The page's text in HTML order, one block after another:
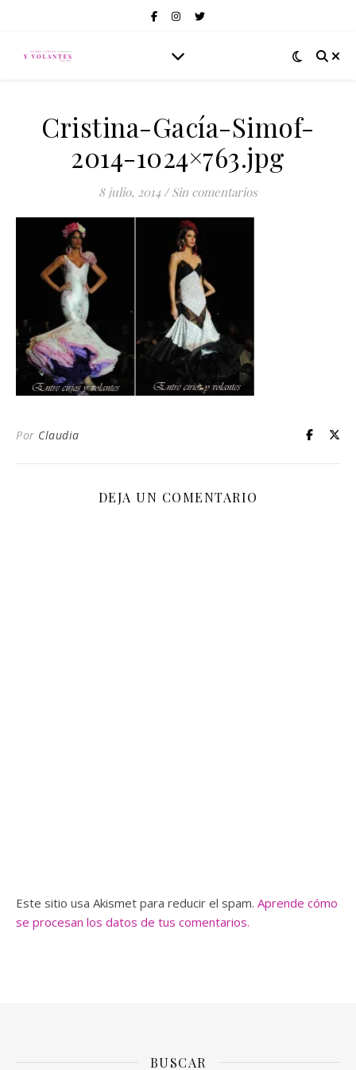
Cristina-Gacía-Simof-
2014-1024×763.jpg
8 julio, 2014 / Sin comentarios
Por Claudia
DEJA UN COMENTARIO
Este sitio usa Akismet para reducir el spam. Aprende cómo
se procesan los datos de tus comentarios.
BUSCAR